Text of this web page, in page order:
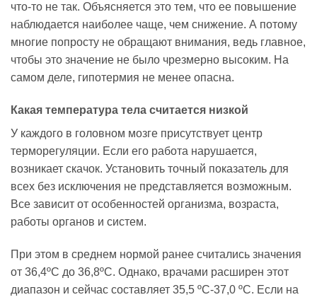
что-то не так. Объясняется это тем, что ее повышение
наблюдается наиболее чаще, чем снижение. А потому
многие попросту не обращают внимания, ведь главное,
чтобы это значение не было чрезмерно высоким. На
самом деле, гипотермия не менее опасна.
Какая температура тела считается низкой
У каждого в головном мозге присутствует центр
терморегуляции. Если его работа нарушается,
возникает скачок. Установить точный показатель для
всех без исключения не представляется возможным.
Все зависит от особенностей организма, возраста,
работы органов и систем.
При этом в среднем нормой ранее считались значения
от 36,4ºC до 36,8ºC. Однако, врачами расширен этот
диапазон и сейчас составляет 35,5 ºC-37,0 ºC. Если на